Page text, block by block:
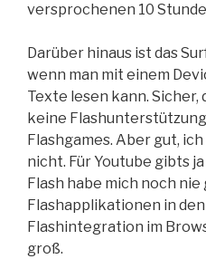
versprochenen 10
Darüber hinaus ist das
wenn man mit einem
Texte lesen kann. Sicher,
keine
Flashgames. Aber gut,
nicht. Für Youtube gibts
Flash habe mich noch
Flashapplikationen in
Flashintegration im
groß.